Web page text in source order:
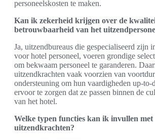
personeelskosten te maken.
Kan ik zekerheid krijgen over de
betrouwbaarheid van het
Ja, uitzendbureaus die gespecialiseerd zijn
voor hotel personeel, voeren grondige
om bekwaam personeel te garanderen.
uitzendkrachten vaak voorzien van
ondersteuning om hun vaardigheden up-to-
ervoor te zorgen dat ze passen binnen de
van het hotel.
Welke typen functies kan ik invullen met
uitzendkrachten?